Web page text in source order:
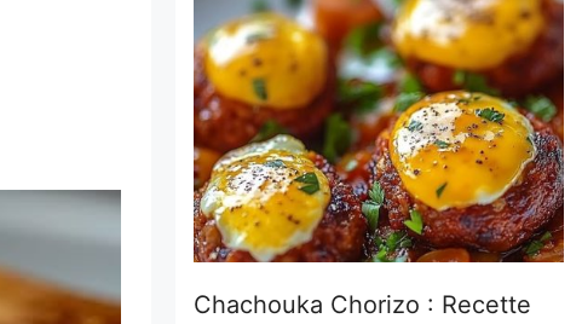
Chachouka Chorizo : Recette